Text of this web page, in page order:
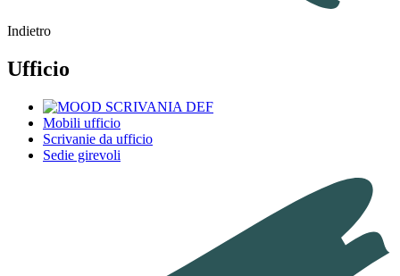
Indietro
Ufficio
Mobili ufficio
Scrivanie da ufficio
Sedie girevoli